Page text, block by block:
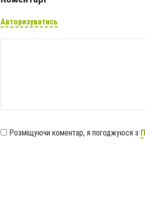
Авторизуватись
Розміщуючи коментар, я погоджуюся з